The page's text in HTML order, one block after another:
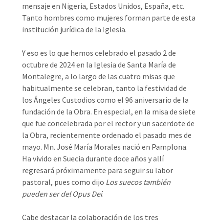
mensaje en Nigeria, Estados Unidos, España, etc.
Tanto hombres como mujeres forman parte de esta
institución jurídica de la Iglesia.
Y eso es lo que hemos celebrado el pasado 2 de
octubre de 2024 en la Iglesia de Santa María de
Montalegre, a lo largo de las cuatro misas que
habitualmente se celebran, tanto la festividad de
los Ángeles Custodios como el 96 aniversario de la
fundación de la Obra. En especial, en la misa de siete
que fue concelebrada por el rector y un sacerdote de
la Obra, recientemente ordenado el pasado mes de
mayo. Mn. José María Morales nació en Pamplona.
Ha vivido en Suecia durante doce años y allí
regresará próximamente para seguir su labor
pastoral, pues como dijo Los suecos también
pueden ser del Opus Dei.
Cabe destacar la colaboración de los tres